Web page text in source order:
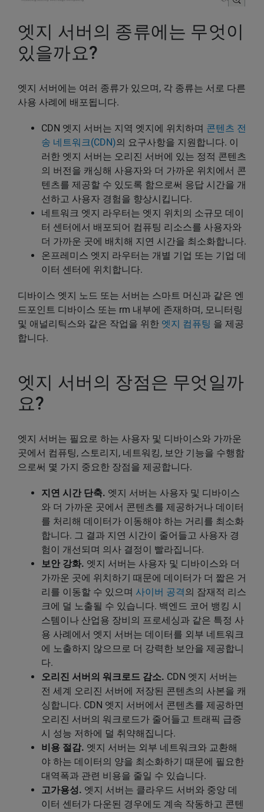
엣지 서버의 종류에는 무엇이
있을까요?
엣지 서버에는 여러 종류가 있으며, 각 종류는 서로 다른
사용 사례에 배포됩니다.
CDN 엣지 서버는 지역 엣지에 위치하며 콘텐츠 전
송 네트워크(CDN)의 요구사항을 지원합니다. 이
러한 엣지 서버는 오리진 서버에 있는 정적 콘텐츠
의 버전을 캐싱해 사용자와 더 가까운 위치에서 콘
텐츠를 제공할 수 있도록 함으로써 응답 시간을 개
선하고 사용자 경험을 향상시킵니다.
네트워크 엣지 라우터는 엣지 위치의 소규모 데이
터 센터에서 배포되어 컴퓨팅 리소스를 사용자와
더 가까운 곳에 배치해 지연 시간을 최소화합니다.
온프레미스 엣지 라우터는 개별 기업 또는 기업 데
이터 센터에 위치합니다.
디바이스 엣지 노드 또는 서버는 스마트 머신과 같은 엔
드포인트 디바이스 또는 rm 내부에 존재하며, 모니터링
및 애널리틱스와 같은 작업을 위한 엣지 컴퓨팅 을 제공
합니다.
엣지 서버의 장점은 무엇일까
요?
엣지 서버는 필요로 하는 사용자 및 디바이스와 가까운
곳에서 컴퓨팅, 스토리지, 네트워킹, 보안 기능을 수행함
으로써 몇 가지 중요한 장점을 제공합니다.
지연 시간 단축. 엣지 서버는 사용자 및 디바이스
와 더 가까운 곳에서 콘텐츠를 제공하거나 데이터
를 처리해 데이터가 이동해야 하는 거리를 최소화
합니다. 그 결과 지연 시간이 줄어들고 사용자 경
험이 개선되며 의사 결정이 빨라집니다.
보안 강화. 엣지 서버는 사용자 및 디바이스와 더
가까운 곳에 위치하기 때문에 데이터가 더 짧은 거
리를 이동할 수 있으며 사이버 공격의 잠재적 리스
크에 덜 노출될 수 있습니다. 백엔드 코어 뱅킹 시
스템이나 산업용 장비의 프로세싱과 같은 특정 사
용 사례에서 엣지 서버는 데이터를 외부 네트워크
에 노출하지 않으므로 더 강력한 보안을 제공합니
다.
오리진 서버의 워크로드 감소. CDN 엣지 서버는
전 세계 오리진 서버에 저장된 콘텐츠의 사본을 캐
싱합니다. CDN 엣지 서버에서 콘텐츠를 제공하면
오리진 서버의 워크로드가 줄어들고 트래픽 급증
시 성능 저하에 덜 취약해집니다.
비용 절감. 엣지 서버는 외부 네트워크와 교환해
야 하는 데이터의 양을 최소화하기 때문에 필요한
대역폭과 관련 비용을 줄일 수 있습니다.
고가용성. 엣지 서버는 클라우드 서버와 중앙 데
이터 센터가 다운된 경우에도 계속 작동하고 콘텐